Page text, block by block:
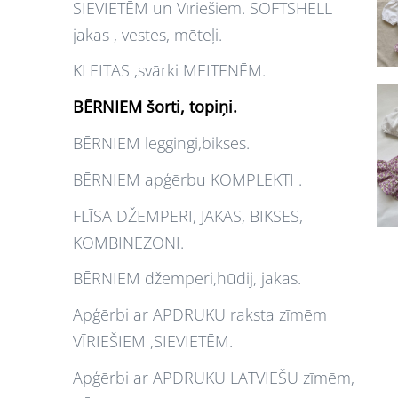
SIEVIETĒM un Vīriešiem. SOFTSHELL
jakas , vestes, mēteļi.
KLEITAS ,svārki MEITENĒM.
BĒRNIEM šorti, topiņi.
BĒRNIEM leggingi,bikses.
BĒRNIEM apģērbu KOMPLEKTI .
FLĪSA DŽEMPERI, JAKAS, BIKSES,
KOMBINEZONI.
BĒRNIEM džemperi,hūdij, jakas.
Apģērbi ar APDRUKU raksta zīmēm
VĪRIEŠIEM ,SIEVIETĒM.
Apģērbi ar APDRUKU LATVIEŠU zīmēm,